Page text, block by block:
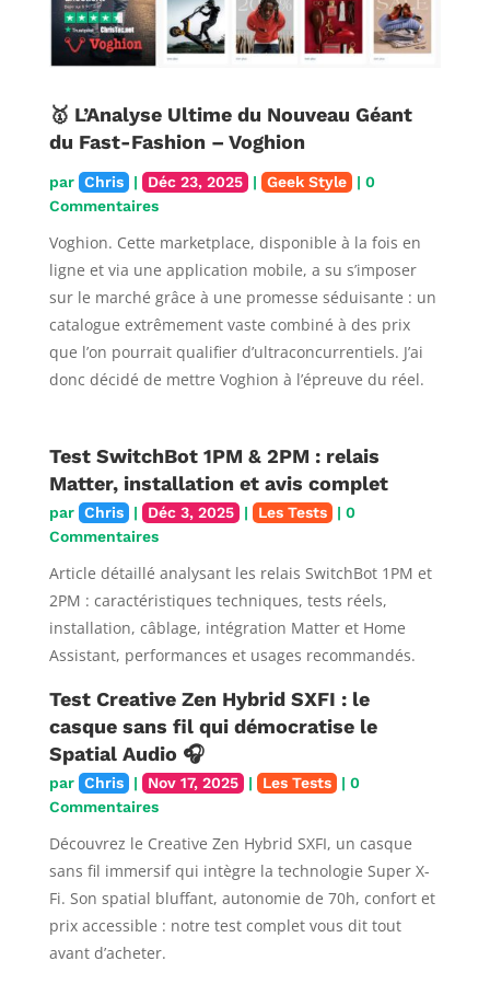
🥇 L’Analyse Ultime du Nouveau Géant
du Fast-Fashion – Voghion
par Chris | Déc 23, 2025 | Geek Style | 0
Commentaires
Voghion. Cette marketplace, disponible à la fois en
ligne et via une application mobile, a su s’imposer
sur le marché grâce à une promesse séduisante : un
catalogue extrêmement vaste combiné à des prix
que l’on pourrait qualifier d’ultraconcurrentiels. J’ai
donc décidé de mettre Voghion à l’épreuve du réel.
Test SwitchBot 1PM & 2PM : relais
Matter, installation et avis complet
par Chris | Déc 3, 2025 | Les Tests | 0
Commentaires
Article détaillé analysant les relais SwitchBot 1PM et
2PM : caractéristiques techniques, tests réels,
installation, câblage, intégration Matter et Home
Assistant, performances et usages recommandés.
Test Creative Zen Hybrid SXFI : le
casque sans fil qui démocratise le
Spatial Audio 🎧
par Chris | Nov 17, 2025 | Les Tests | 0
Commentaires
Découvrez le Creative Zen Hybrid SXFI, un casque
sans fil immersif qui intègre la technologie Super X-
Fi. Son spatial bluffant, autonomie de 70h, confort et
prix accessible : notre test complet vous dit tout
avant d’acheter.